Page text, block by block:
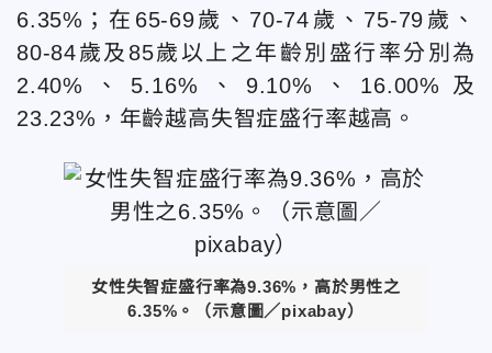
6.35%；在65-69歲、70-74歲、75-79歲、
80-84歲及85歲以上之年齡別盛行率分別為
2.40%、5.16%、9.10%、16.00%及
23.23%，年齡越高失智症盛行率越高。
女性失智症盛行率為9.36%，高於男性之
6.35%。（示意圖／pixabay）